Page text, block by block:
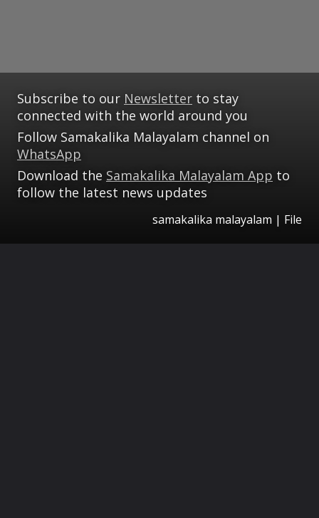
Subscribe to our Newsletter to stay
connected with the world around you
Follow Samakalika Malayalam channel on
WhatsApp
Download the Samakalika Malayalam App to
follow the latest news updates
samakalika malayalam | File